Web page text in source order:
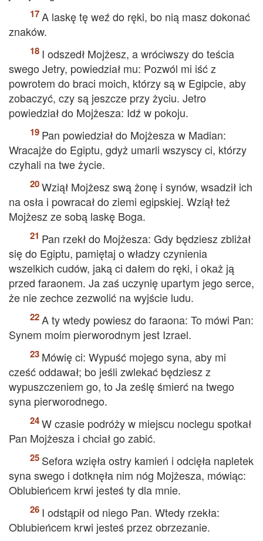
A laskę tę weź do ręki, bo nią masz dokonać
znaków.
I odszedł Mojżesz, a wróciwszy do teścia
swego Jetry, powiedział mu: Pozwól mi iść z
powrotem do braci moich, którzy są w Egipcie, aby
zobaczyć, czy są jeszcze przy życiu. Jetro
powiedział do Mojżesza: Idź w pokoju.
Pan powiedział do Mojżesza w Madian:
Wracajże do Egiptu, gdyż umarli wszyscy ci, którzy
czyhali na twe życie.
Wziął Mojżesz swą żonę i synów, wsadził ich
na osła i powracał do ziemi egipskiej. Wziął też
Mojżesz ze sobą laskę Boga.
Pan rzekł do Mojżesza: Gdy będziesz zbliżał
się do Egiptu, pamiętaj o władzy czynienia
wszelkich cudów, jaką ci dałem do ręki, i okaż ją
przed faraonem. Ja zaś uczynię upartym jego serce,
że nie zechce zezwolić na wyjście ludu.
A ty wtedy powiesz do faraona: To mówi Pan:
Synem moim pierworodnym jest Izrael.
Mówię ci: Wypuść mojego syna, aby mi
cześć oddawał; bo jeśli zwlekać będziesz z
wypuszczeniem go, to Ja ześlę śmierć na twego
syna pierworodnego.
W czasie podróży w miejscu noclegu spotkał
Pan Mojżesza i chciał go zabić.
Sefora wzięła ostry kamień i odcięła napletek
syna swego i dotknęła nim nóg Mojżesza, mówiąc:
Oblubieńcem krwi jesteś ty dla mnie.
I odstąpił od niego Pan. Wtedy rzekła:
Oblubieńcem krwi jesteś przez obrzezanie.